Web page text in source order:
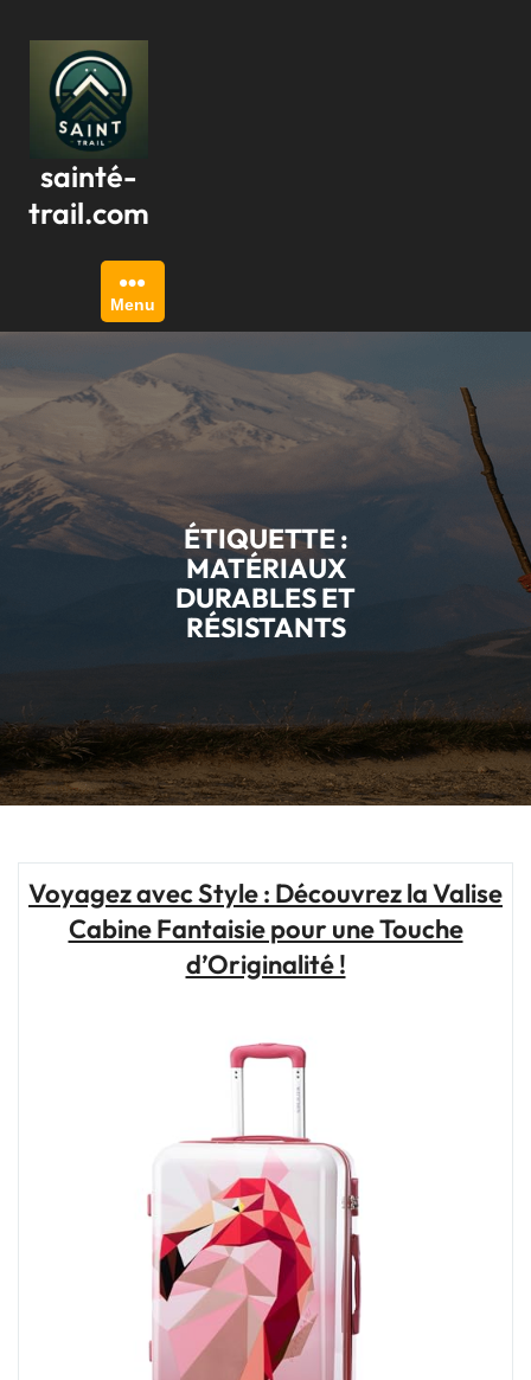
contenu
sainté-
trail.com
Menu
ÉTIQUETTE :
MATÉRIAUX
DURABLES ET
RÉSISTANTS
Voyagez avec Style : Découvrez la Valise
Cabine Fantaisie pour une Touche
d’Originalité !